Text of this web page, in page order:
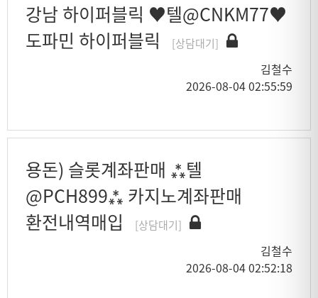
강남 하이퍼블릭 ♥텔@CNKM77♥
도파민 하이퍼블릭
[상담대기]
김철수
2026-08-04 02:55:59
용돈) 슬롯계좌판매 ⁂텔
@PCH899⁂ 카지노계좌판매
환전내역매입
[상담대기]
김철수
2026-08-04 02:52:18